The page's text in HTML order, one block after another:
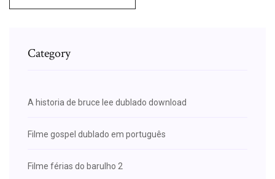
Category
A historia de bruce lee dublado download
Filme gospel dublado em português
Filme férias do barulho 2